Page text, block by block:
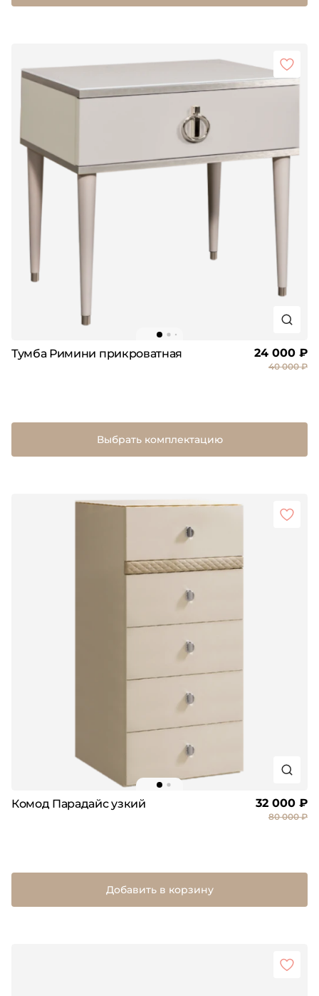
Тумба Римини прикроватная 24 000 ₽
40 000 ₽
Выбрать комплектацию
Комод Парадайс узкий 32 000 ₽
80 000 ₽
Добавить в корзину